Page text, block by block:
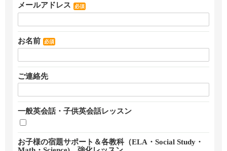
メールアドレス 必須
お名前 必須
ご連絡先
一般英会話・子供英会話レッスン
お子様の宿題サポート＆各教科（ELA・Social Study・